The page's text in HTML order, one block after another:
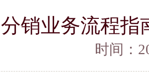
分销业务流程
时间：